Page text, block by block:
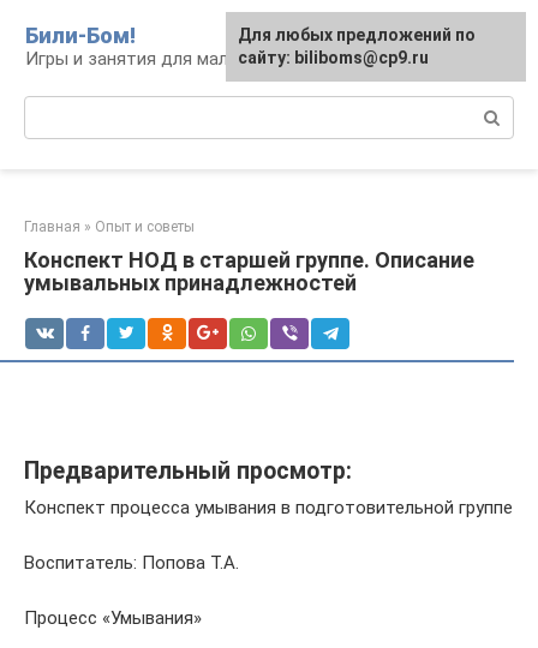
контенту
Били-Бом!
Игры и занятия для малышей и школьников
Главная » Опыт и советы
Конспект НОД в старшей группе. Описание
умывальных принадлежностей
Предварительный просмотр:
Конспект процесса умывания в подготовительной группе
Воспитатель: Попова Т.А.
Процесс «Умывания»
Для любых предложений по
сайту: biliboms@cp9.ru